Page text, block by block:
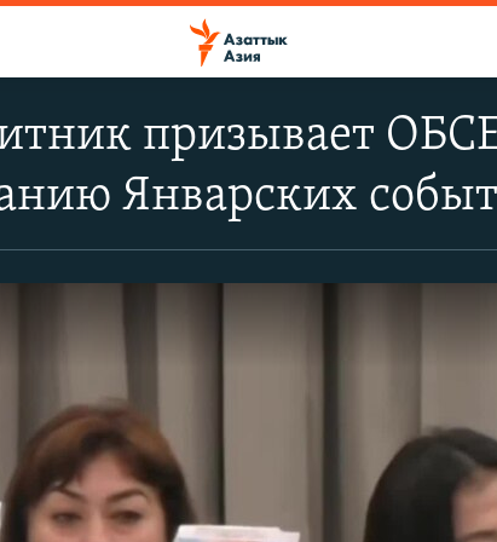
призывает
Январских